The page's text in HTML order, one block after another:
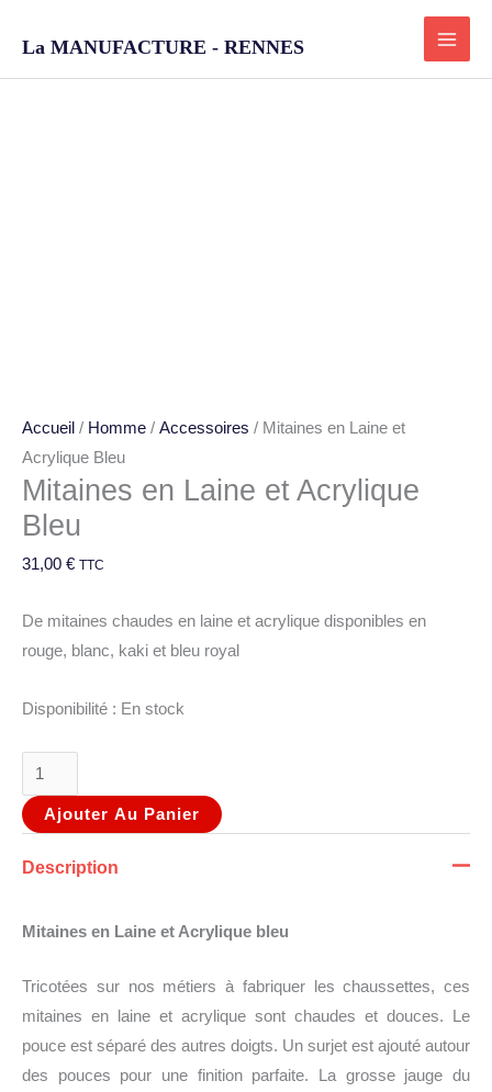
La MANUFACTURE - RENNES
Accueil / Homme / Accessoires / Mitaines en Laine et
Acrylique Bleu
Mitaines en Laine et Acrylique
Bleu
31,00 € TTC
De mitaines chaudes en laine et acrylique disponibles en
rouge, blanc, kaki et bleu royal
Disponibilité : En stock
Ajouter Au Panier
Description
Mitaines en Laine et Acrylique bleu
Tricotées sur nos métiers à fabriquer les chaussettes, ces
mitaines en laine et acrylique sont chaudes et douces. Le
pouce est séparé des autres doigts. Un surjet est ajouté autour
des pouces pour une finition parfaite. La grosse jauge du